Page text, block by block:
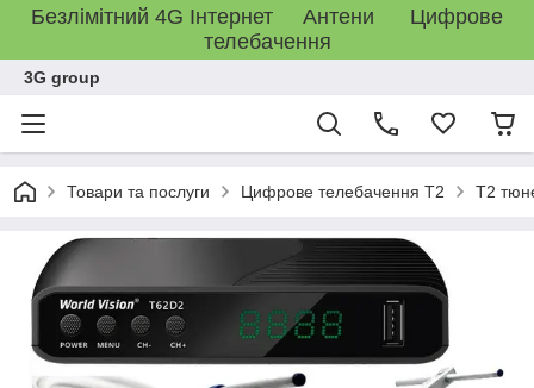
Безлімітний 4G Інтернет Антени Цифрове
телебачення
3G group
Товари та послуги Цифрове телебачення T2 T2